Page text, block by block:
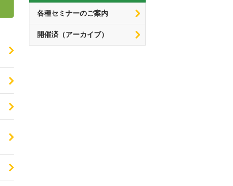
各種セミナーのご案内
開催済（アーカイブ）